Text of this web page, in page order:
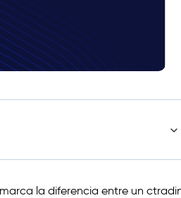
la diferencia entre un